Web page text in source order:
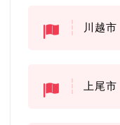
川越市
上尾市